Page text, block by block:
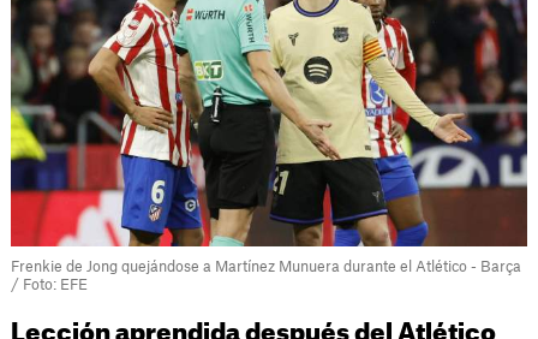
Frenkie de Jong quejándose a Martínez Munuera durante el Atlético - Barça
/ Foto: EFE